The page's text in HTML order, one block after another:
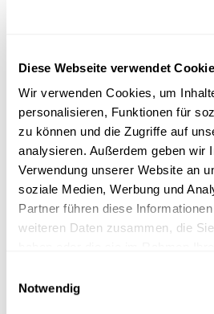
Diese Webseite verwendet
Wir verwenden Cookies, um
personalisieren, Funktionen für
zu können und die Zugriffe auf
analysieren. Außerdem geben wir
Verwendung unserer Website an
soziale Medien, Werbung und
Partner führen diese
weiteren Daten zusammen, die
Notwendig
Positioniergenauigkeit
Nennkraft
Max. Halterkraft
Min. Hubzeit
Lieferzeit